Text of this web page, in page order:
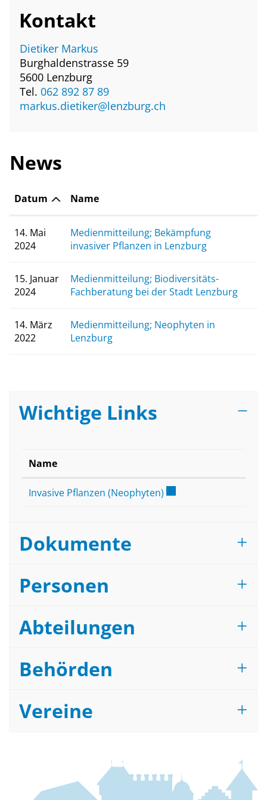
Kontakt
Dietiker Markus
Burghaldenstrasse 59
5600 Lenzburg
Tel. 062 892 87 89
markus.dietiker@lenzburg.ch
News
Datum Name
14. Mai
2024
Medienmitteilung; Bekämpfung
invasiver Pflanzen in Lenzburg
15. Januar
2024
Medienmitteilung; Biodiversitäts-
Fachberatung bei der Stadt Lenzburg
14. März
2022
Medienmitteilung; Neophyten in
Lenzburg
Wichtige Links
Name
Invasive Pflanzen (Neophyten)
Dokumente
Personen
Abteilungen
Behörden
Vereine